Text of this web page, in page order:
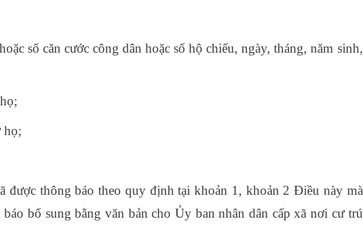
số căn cước công dân hoặc số hộ chiếu, ngày, tháng, năm sinh,
họ;
được thông báo theo quy định tại khoản 1, khoản 2 Điều này mà
bổ sung bằng văn bản cho Ủy ban nhân dân cấp xã nơi cư trú